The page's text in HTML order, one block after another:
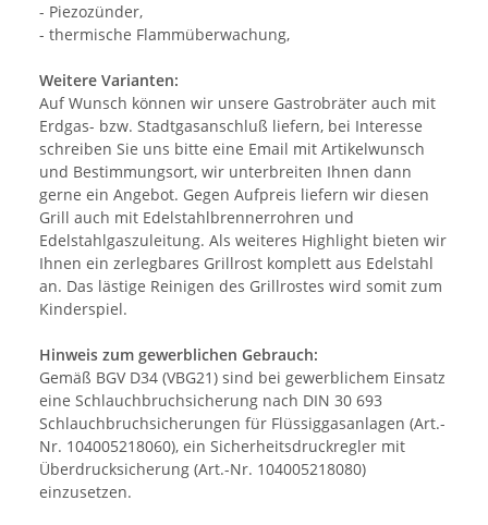
- Piezozünder,
- thermische Flammüberwachung,
Weitere Varianten:
Auf Wunsch können wir unsere Gastrobräter auch mit
Erdgas- bzw. Stadtgasanschluß liefern, bei Interesse
schreiben Sie uns bitte eine Email mit Artikelwunsch
und Bestimmungsort, wir unterbreiten Ihnen dann
gerne ein Angebot. Gegen Aufpreis liefern wir diesen
Grill auch mit Edelstahlbrennerrohren und
Edelstahlgaszuleitung. Als weiteres Highlight bieten wir
Ihnen ein zerlegbares Grillrost komplett aus Edelstahl
an. Das lästige Reinigen des Grillrostes wird somit zum
Kinderspiel.
Hinweis zum gewerblichen Gebrauch:
Gemäß BGV D34 (VBG21) sind bei gewerblichem Einsatz
eine Schlauchbruchsicherung nach DIN 30 693
Schlauchbruchsicherungen für Flüssiggasanlagen (Art.-
Nr. 104005218060), ein Sicherheitsdruckregler mit
Überdrucksicherung (Art.-Nr. 104005218080)
einzusetzen.